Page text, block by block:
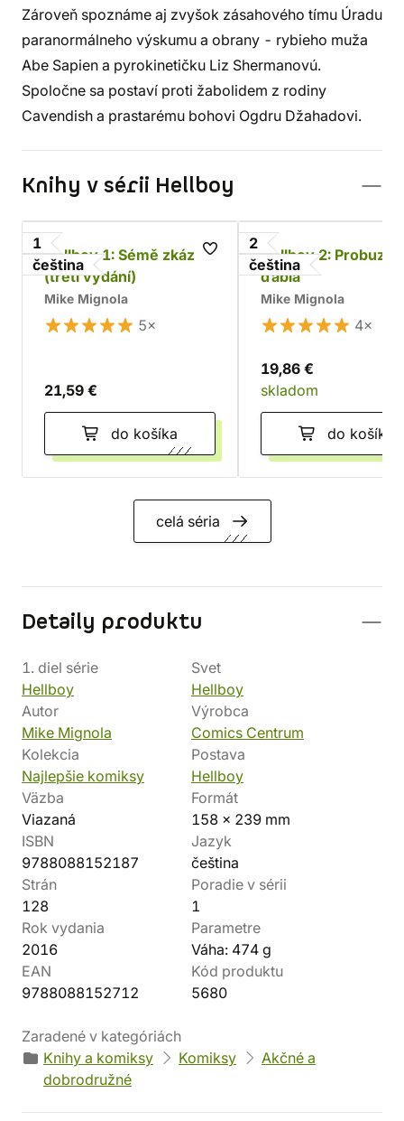
Zároveň spoznáme aj zvyšok zásahového tímu Úradu
paranormálneho výskumu a obrany - rybieho muža
Abe Sapien a pyrokinetičku Liz Shermanovú.
Spoločne sa postaví proti žabolidem z rodiny
Cavendish a prastarému bohovi Ogdru Džahadovi.
Knihy v sérii Hellboy
1
čeština
Hellboy 1: Sémě zkázy
(třetí vydání)
Mike Mignola
5×
21,59 €
do košíka
2
čeština
Hellboy 2:
ďábla
Mike Mignola
4×
19,86 €
skladom
do košíka
celá séria
Detaily produktu
1. diel série
Hellboy
Svet
Hellboy
Autor
Mike Mignola
Výrobca
Comics Centrum
Kolekcia
Najlepšie komiksy
Postava
Hellboy
Väzba
Viazaná
Formát
158 x 239 mm
ISBN
9788088152187
Jazyk
čeština
Strán
128
Poradie v sérii
1
Rok vydania
2016
Parametre
Váha: 474 g
EAN
9788088152712
Kód produktu
5680
Zaradené v kategóriách
Knihy a komiksy
Komiksy
Akčné a
dobrodružné